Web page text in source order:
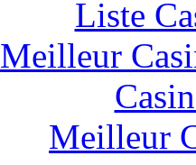
Liste
Meilleur
Meilleur